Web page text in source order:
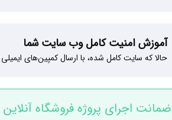
آموزش امنیت کامل وب سایت شما
حالا که سایت کامل شده، با ارسال کمپین‌های
ضمانت اجرای پروژه فروشگاه آنلاین